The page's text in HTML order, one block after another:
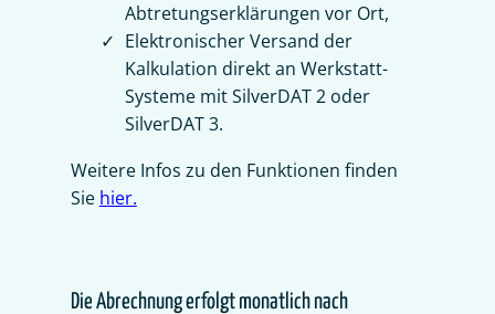
Abtretungserklärungen vor Ort,
Elektronischer Versand der
Kalkulation direkt an Werkstatt-
Systeme mit SilverDAT 2 oder
SilverDAT 3.
Weitere Infos zu den Funktionen finden
Sie hier.
Die Abrechnung erfolgt monatlich nach